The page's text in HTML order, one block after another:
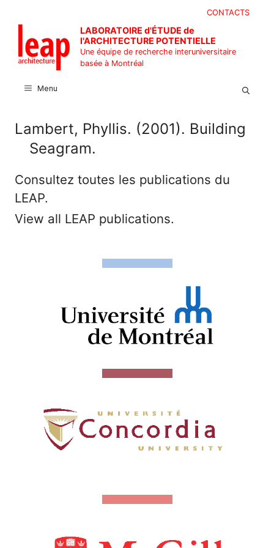
contenu
CONTACTS
LABORATOIRE d'ÉTUDE de
l'ARCHITECTURE POTENTIELLE
Une équipe de recherche interuniversitaire
basée à Montréal
Menu
Lambert, Phyllis. (2001). Building
Seagram.
Consultez toutes les publications du
LEAP.
View all LEAP publications.